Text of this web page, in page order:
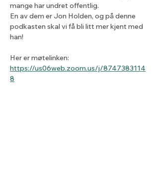
mange har undret offentlig.
En av dem er Jon Holden, og på denne
podkasten skal vi få bli litt mer kjent med
han!
Her er møtelinken:
https://us06web.zoom.us/j/8747383114
8